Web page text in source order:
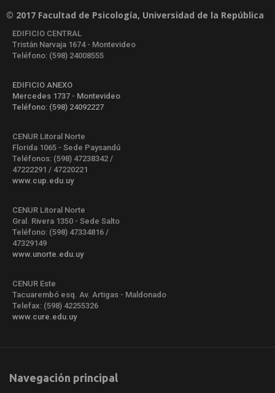
© 2017 Facultad de Psicología, Universidad de la República
EDIFICIO CENTRAL
Tristán Narvaja 1674 - Montevideo
Teléfono: (598) 24008555
EDIFICIO ANEXO
Mercedes 1737 - Montevideo
Teléfono: (598) 24092227
CENUR Litoral Norte
Florida 1065 - Sede Paysandú
Teléfonos: (598) 47238342 /
47222291 / 47220221
www.cup.edu.uy
CENUR Litoral Norte
Gral. Rivera 1350 - Sede Salto
Teléfono: (598) 47334816 /
47329149
www.unorte.edu.uy
CENUR Este
Tacuarembó esq. Av. Artigas - Maldonado
Telefax: (598) 42255326
www.cure.edu.uy
Navegación principal